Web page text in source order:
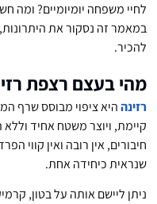
לחיי משפחה יומיומיים? ומה
במאמר זה נסקור את
להכיר.
מהי בעצם רצפת
רזינההיא ציפוי מבוסס שרף
קיימת, ויוצר משטח אחיד וללא
חיבורים, אין רובה ואין קווי
שנראית כיחידה אחת.
ניתן ליישם אותה על בטון,